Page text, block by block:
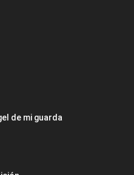
de mi guarda